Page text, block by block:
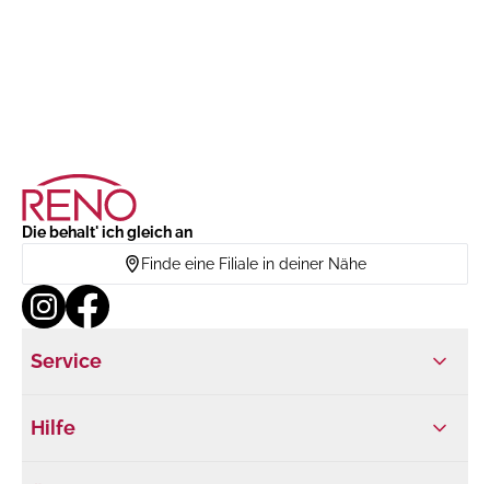
Die behalt' ich gleich an
Finde eine Filiale in deiner Nähe
Service
Hilfe